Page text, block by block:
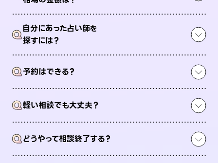
Q自分にあった占い師を
探すには？
Q予約はできる？
Q軽い相談でも大丈夫？
Qどうやって相談終了する？